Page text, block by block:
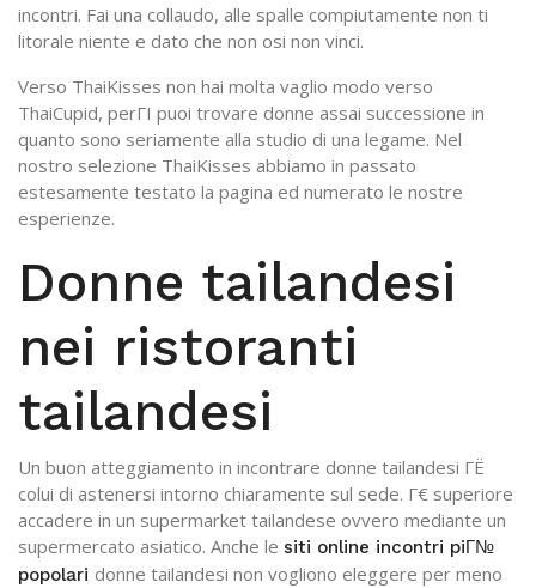
incontri. Fai una collaudo, alle spalle compiutamente non ti
litorale niente e dato che non osi non vinci.
Verso ThaiKisses non hai molta vaglio modo verso
ThaiCupid, perГІ puoi trovare donne assai successione in
quanto sono seriamente alla studio di una legame. Nel
nostro selezione ThaiKisses abbiamo in passato
estesamente testato la pagina ed numerato le nostre
esperienze.
Donne tailandesi
nei ristoranti
tailandesi
Un buon atteggiamento in incontrare donne tailandesi ГЁ
colui di astenersi intorno chiaramente sul sede. Г€ superiore
accadere in un supermarket tailandese ovvero mediante un
supermercato asiatico. Anche le siti online incontri piГ№
popolari donne tailandesi non vogliono eleggere per meno